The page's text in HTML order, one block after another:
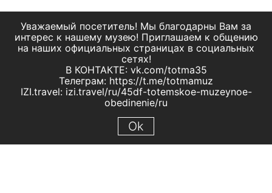
Уважаемый посетитель! Мы благодарны Вам за
интерес к нашему музею! Приглашаем к общению
на наших официальных страницах в социальных
сетях!
В КОНТАКТЕ: vk.com/totma35
Телеграм: https://t.me/totmamuz
IZI.travel: izi.travel/ru/45df-totemskoe-muzeynoe-
obedinenie/ru
Ok